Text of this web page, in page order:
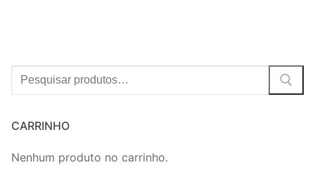
Procurar:
CARRINHO
Nenhum produto no carrinho.